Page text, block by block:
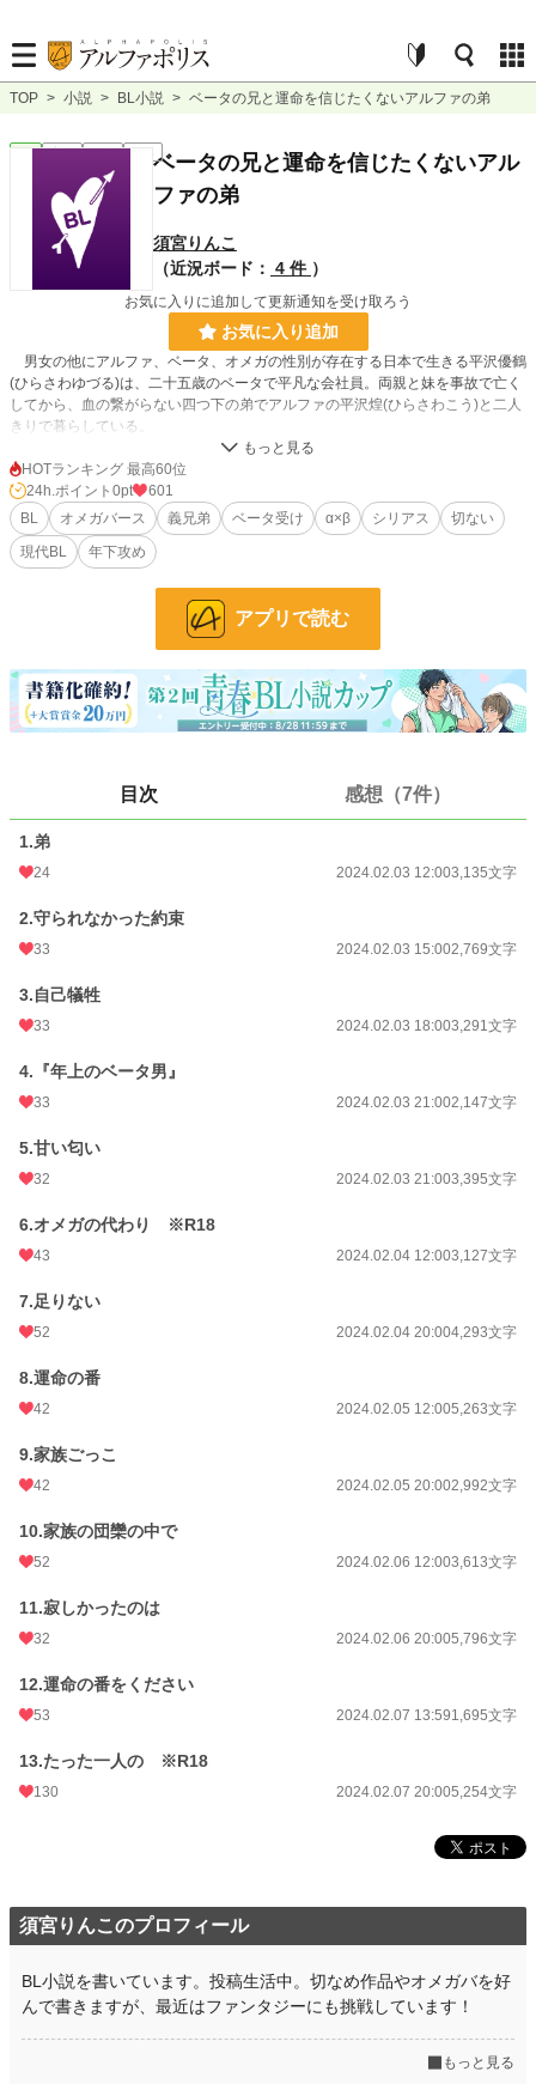
TOP > 小説 > BL小説 > ベータの兄と運命を信じたくないアルファの弟
BL 完結 短編
ベータの兄と運命を信じたくないアル
ファの弟
須宮りんこ
（近況ボード： 4 件 ）
お気に入りに追加して更新通知を受け取ろう
お気に入り追加
男女の他にアルファ、ベータ、オメガの性別が存在する日本で生きる平沢優鶴
(ひらさわゆづる)は、二十五歳のベータで平凡な会社員。両親と妹を事故で亡く
してから、血の繋がらない四つ下の弟でアルファの平沢煌(ひらさわこう)と二人
きりで暮らしている。
家族が亡くなってから引きこもり状態だった煌が、通信大学のスクーリングで
久しぶりに外へと出たある雨の日。理性を失くした煌が発情したオメガ男性を襲
いかけているところに、優鶴は遭遇する。必死に煌を止めるものの、オメガのフ
ェロモンにあてられた煌によって優鶴は無理やり抱かれそうになる――。
※この作品はエブリスタとムーンライトノベルズにも掲載しています。
※この物語はフィクションであり、実在の人物・団体とは一切関係ありません。
普段から作中に登場する事柄に関しまして、現実に起きた事件や事故を連想され
やすい方はご注意ください。
小説 228,743 位 / 228,743 件
BL 31,413 位 / 31,413 件
24h.ポイント 0 pt
初回公開日時
初回完結日時
週間ポイント
月間ポイント 378 pt (39,666 位)
年間ポイント
累計ポイント
HOTランキング 最高60位
24h.ポイント 0pt
601
BL
オメガバース 義兄弟 ベータ受け α×β シリアス
切ない
現代BL
年下攻め
アプリで読む
目次 感想（7件）
1.弟
24 2024.02.03 12:003,135文字
2.守られなかった約束
33 2024.02.03 15:002,769文字
3.自己犠牲
33 2024.02.03 18:003,291文字
4.『年上のベータ男』
33 2024.02.03 21:002,147文字
5.甘い匂い
32 2024.02.03 21:003,395文字
6.オメガの代わり ※R18
43 2024.02.04 12:003,127文字
7.足りない
52 2024.02.04 20:004,293文字
8.運命の番
42 2024.02.05 12:005,263文字
9.家族ごっこ
42 2024.02.05 20:002,992文字
10.家族の団欒の中で
52 2024.02.06 12:003,613文字
11.寂しかったのは
32 2024.02.06 20:005,796文字
12.運命の番をください
53 2024.02.07 13:591,695文字
13.たった一人の ※R18
130 2024.02.07 20:005,254文字
須宮りんこのプロフィール
BL小説を書いています。投稿生活中。切なめ作品やオメガバを好
んで書きますが、最近はファンタジーにも挑戦しています！
もっと見る